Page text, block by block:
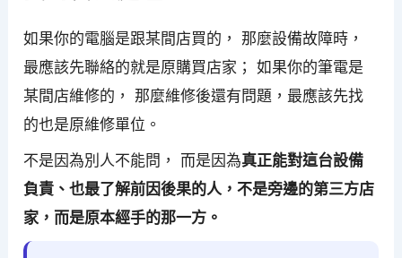
如果你的電腦是跟某間店買的， 那麼設備故障時，
最應該先聯絡的就是原購買店家； 如果你的筆電是
某間店維修的， 那麼維修後還有問題，最應該先找
的也是原維修單位。
不是因為別人不能問， 而是因為真正能對這台設備
負責、也最了解前因後果的人，不是旁邊的第三方店
家，而是原本經手的那一方。